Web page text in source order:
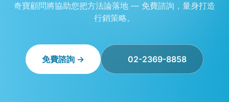
奇寶顧問將協助您把方法論落地 — 免費諮詢，量身打造
行銷策略。
免費諮詢 → 02-2369-8858